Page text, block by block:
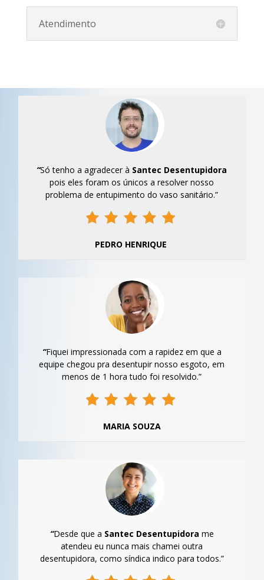
Atendimento
“Só tenho a agradecer à Santec Desentupidora
pois eles foram os únicos a resolver nosso
problema de entupimento do vaso sanitário.”
PEDRO HENRIQUE
“Fiquei impressionada com a rapidez em que a
equipe chegou pra desentupir nosso esgoto, em
menos de 1 hora tudo foi resolvido.”
MARIA SOUZA
“Desde que a Santec Desentupidora me
atendeu eu nunca mais chamei outra
desentupidora, como síndica indico para todos.”